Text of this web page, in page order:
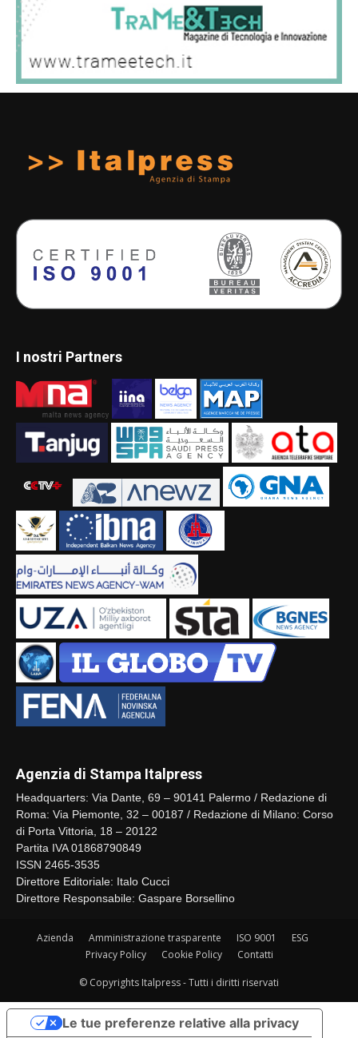
I nostri Partners
Agenzia di Stampa Italpress
Headquarters: Via Dante, 69 – 90141 Palermo / Redazione di
Roma: Via Piemonte, 32 – 00187 / Redazione di Milano: Corso
di Porta Vittoria, 18 – 20122
Partita IVA 01868790849
ISSN 2465-3535
Direttore Editoriale: Italo Cucci
Direttore Responsabile: Gaspare Borsellino
Azienda Amministrazione trasparente ISO 9001
ESG
Privacy Policy
Cookie Policy Contatti
© Copyrights Italpress - Tutti i diritti riservati
Le tue preferenze relative alla privacy